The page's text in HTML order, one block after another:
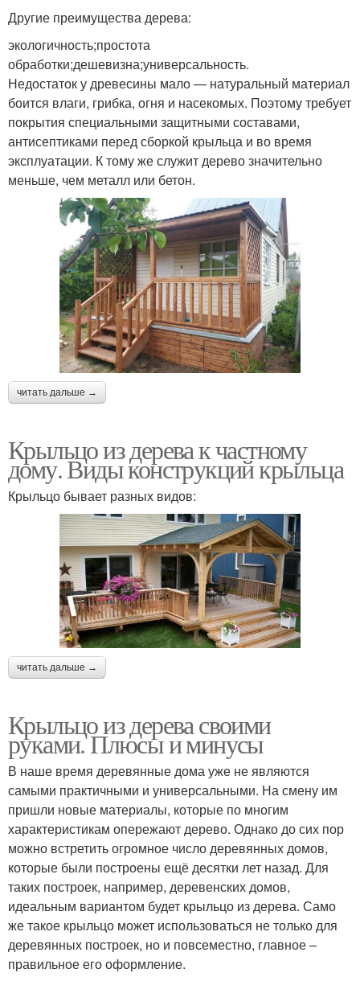
Другие преимущества дерева:
экологичность;простота
обработки;дешевизна;универсальность.
Недостаток у древесины мало — натуральный материал
боится влаги, грибка, огня и насекомых. Поэтому требует
покрытия специальными защитными составами,
антисептиками перед сборкой крыльца и во время
эксплуатации. К тому же служит дерево значительно
меньше, чем металл или бетон.
читать дальше →
Крыльцо из дерева к частному
дому. Виды конструкций крыльца
Крыльцо бывает разных видов:
читать дальше →
Крыльцо из дерева своими
руками. Плюсы и минусы
В наше время деревянные дома уже не являются
самыми практичными и универсальными. На смену им
пришли новые материалы, которые по многим
характеристикам опережают дерево. Однако до сих пор
можно встретить огромное число деревянных домов,
которые были построены ещё десятки лет назад. Для
таких построек, например, деревенских домов,
идеальным вариантом будет крыльцо из дерева. Само
же такое крыльцо может использоваться не только для
деревянных построек, но и повсеместно, главное –
правильное его оформление.